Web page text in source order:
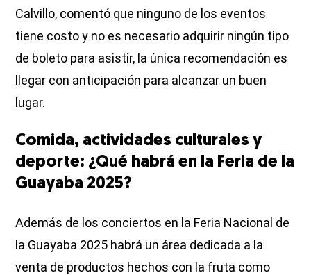
Calvillo, comentó que ninguno de los eventos
tiene costo y no es necesario adquirir ningún tipo
de boleto para asistir, la única recomendación es
llegar con anticipación para alcanzar un buen
lugar.
Comida, actividades culturales y
deporte: ¿Qué habrá en la Feria de la
Guayaba 2025?
Además de los conciertos en la Feria Nacional de
la Guayaba 2025 habrá un área dedicada a la
venta de productos hechos con la fruta como